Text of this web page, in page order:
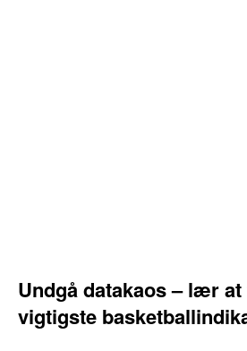
Undgå datakaos – lær
vigtigste